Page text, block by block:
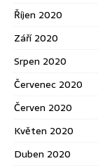
Říjen 2020
Září 2020
Srpen 2020
Červenec 2020
Červen 2020
Květen 2020
Duben 2020